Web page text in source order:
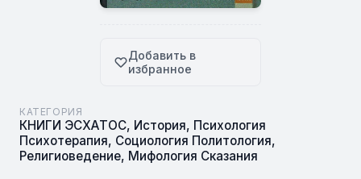
Добавить в
избранное
КАТЕГОРИЯ
КНИГИ ЭСХАТОС, История, Психология
Психотерапия, Социология Политология,
Религиоведение, Мифология Сказания